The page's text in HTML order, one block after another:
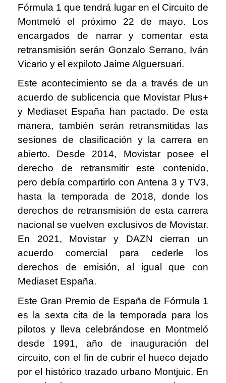
Fórmula 1 que tendrá lugar en el Circuito de
Montmeló el próximo 22 de mayo. Los
encargados de narrar y comentar esta
retransmisión serán Gonzalo Serrano, Iván
Vicario y el expiloto Jaime Alguersuari.
Este acontecimiento se da a través de un
acuerdo de sublicencia que Movistar Plus+
y Mediaset España han pactado. De esta
manera, también serán retransmitidas las
sesiones de clasificación y la carrera en
abierto. Desde 2014, Movistar posee el
derecho de retransmitir este contenido,
pero debía compartirlo con Antena 3 y TV3,
hasta la temporada de 2018, donde los
derechos de retransmisión de esta carrera
nacional se vuelven exclusivos de Movistar.
En 2021, Movistar y DAZN cierran un
acuerdo comercial para cederle los
derechos de emisión, al igual que con
Mediaset España.
Este Gran Premio de España de Fórmula 1
es la sexta cita de la temporada para los
pilotos y lleva celebrándose en Montmeló
desde 1991, año de inauguración del
circuito, con el fin de cubrir el hueco dejado
por el histórico trazado urbano Montjuic. En